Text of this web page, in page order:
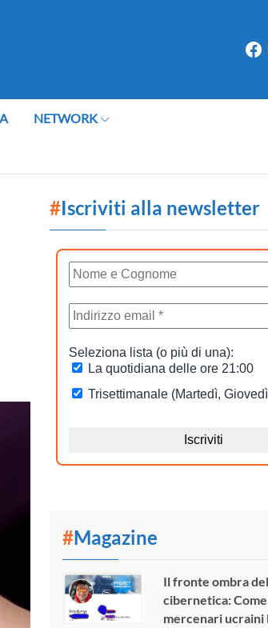
NETWORK
#Iscriviti alla newsletter
#Magazine
Il fronte ombra
cibernetica:
mercenari ucraini